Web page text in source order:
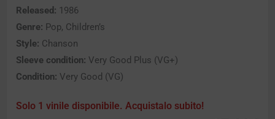
Released: 1986
Genre: Pop, Children’s
Style: Chanson
Sleeve condition: Very Good Plus (VG+)
Condition: Very Good (VG)
Solo 1 vinile disponibile. Acquistalo subito!